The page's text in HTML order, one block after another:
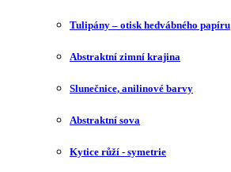
Tulipány – otisk hedvábného papíru
Abstraktní zimní krajina
Slunečnice, anilinové barvy
Abstraktní sova
Kytice růží - symetrie